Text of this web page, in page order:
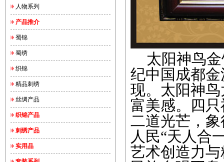
人物系列
产品推介
蜀锦
蜀绣
织锦
精品刺绣
丝绸产品
织锦产品
刺绣产品
实用品
太阳神鸟金
纪中国成都金
现。太阳神
富美感。四
二道光芒，
人民“天人合
艺术创造力